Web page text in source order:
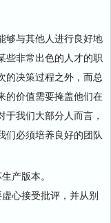
与其他人进行良好地
些非常出色的人才的职
的决策过程之外，而总
的价值需要掩盖他们在
我们大部分人而言，
们必须培养良好的团队
产版本。
心接受批评，并从别